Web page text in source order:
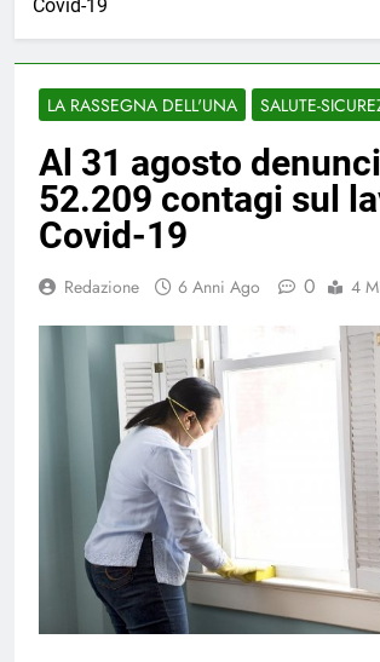
Covid-19
LA RASSEGNA DELL'UNA SALUTE-
Al 31 agosto
52.209 contagi sul
Covid-19
Redazione 6 Anni Ago 0 4